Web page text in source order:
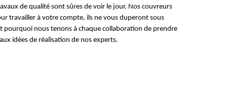
de qualité sont sûres de voir le jour. Nos couvreurs
travailler à votre compte, ils ne vous duperont sous
nous tenons à chaque collaboration de prendre
idées de réalisation de nos experts.